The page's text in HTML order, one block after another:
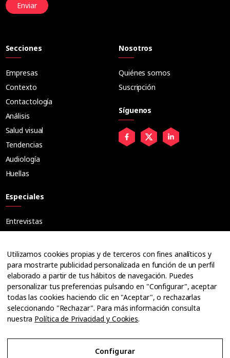
Enviar
Secciones
Empresas
Contexto
Contactología
Análisis
Salud visual
Tendencias
Audiología
Huellas
Especiales
Entrevistas
Ópticos
Cuadernos
Guías
Dossier
Anuarios
Ofertas de empleo
Nosotros
Quiénes somos
Suscripción
Síguenos
Utilizamos cookies propias y de terceros con fines analíticos y
para mostrarte publicidad personalizada en función de un perfil
elaborado a partir de tus hábitos de navegación. Puedes
personalizar tus preferencias pulsando en "Configurar", aceptar
todas las cookies haciendo clic en "Aceptar", o rechazarlas
seleccionando "Rechazar". Para más información consulta
nuestra Política de Privacidad y Cookies.
Configurar